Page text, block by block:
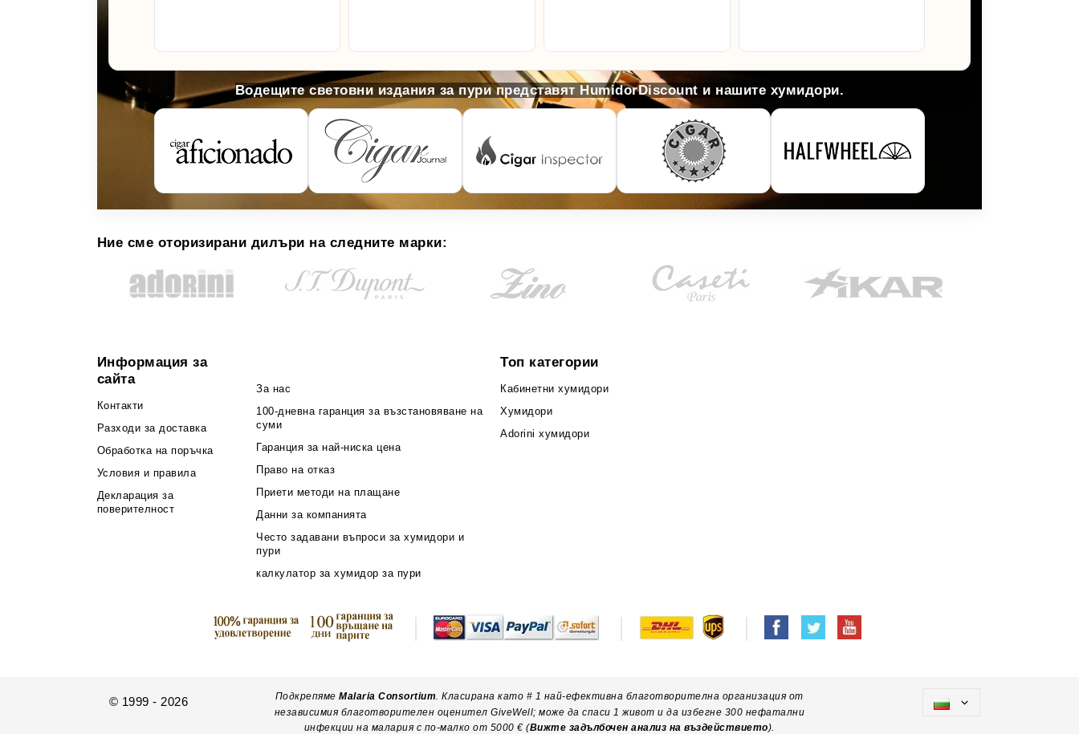
Водещите световни издания за пури представят HumidorDiscount и нашите хумидори.
Ние сме оторизирани дилъри на следните марки:
Информация за
сайта
Контакти
Разходи за доставка
Обработка на поръчка
Условия и правила
Декларация за
поверителност
За нас
100-дневна гаранция за възстановяване на
суми
Гаранция за най-ниска цена
Право на отказ
Приети методи на плащане
Данни за компанията
Често задавани въпроси за хумидори и
пури
калкулатор за хумидор за пури
Топ категории
Кабинетни хумидори
Хумидори
Adorini хумидори
© 1999 - 2026 ПодкрепямеMalaria Consortium. Класирана като # 1 най-ефективна благотворителна организация от
независимия благотворителен оценител GiveWell; може да спаси 1 живот и да избегне 300 нефатални
инфекции на малария с по-малко от 5000 € (Вижте задълбочен анализ на въздействието).